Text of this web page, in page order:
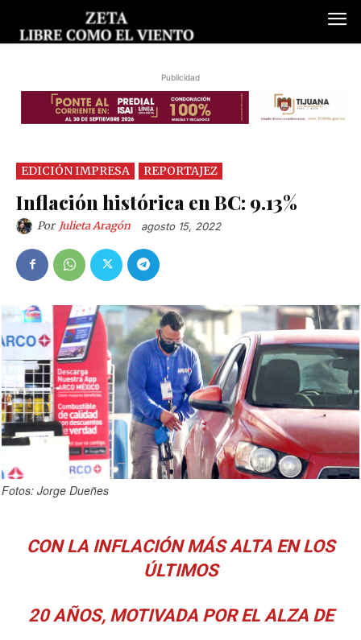
Publicidad
EDICIÓN IMPRESA REPORTAJEZ
Inflación histórica en BC: 9.13%
Por Julieta Aragón agosto 15, 2022
Fotos: Jorge Dueñes
CON LA INFLACIÓN MÁS ALTA EN LOS
ÚLTIMOS
20 AÑOS, MOTIVADA POR EL ALZA DE